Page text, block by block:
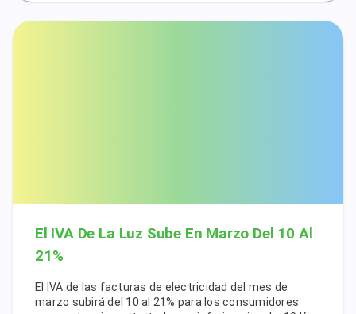
El IVA De La Luz Sube En Marzo Del 10 Al
21%
El IVA de las facturas de electricidad del mes de
marzo subirá del 10 al 21% para los consumidores